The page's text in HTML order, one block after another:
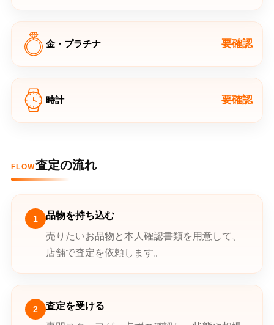
金・プラチナ 要確認
時計 要確認
FLOW査定の流れ
1
品物を持ち込む
売りたいお品物と本人確認書類を用意して、
店舗で査定を依頼します。
2
査定を受ける